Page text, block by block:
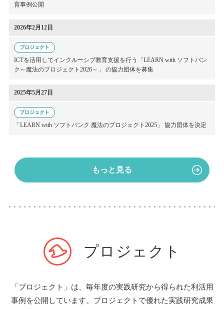
育事例公開
2026年2月12日
プロジェクト
ICTを活用してインクルーシブ教育支援を行う
「LEARN with ソフトバン
ク～魔法のプロジェクト2026～」 の協力団体を募集
2025年5月27日
プロジェクト
「LEARN with ソフトバンク 魔法のプロジェクト2025」 協力団体を決定
もっと見る
プロジェクト
「プロジェクト」は、毎年度の実践研究から得られた利活用
事例を公開しています。 プロジェクトで優れた実践研究成果